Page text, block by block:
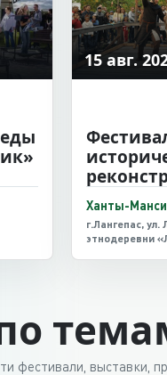
15 авг.
Ханты-
г.Лангепас,
этнодеревни
фестивали, выставки,